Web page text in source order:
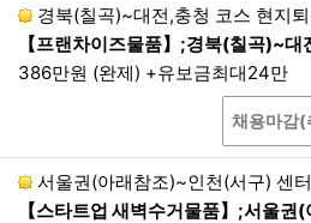
의 요청이 있는 경우를 제
기간(1년) 동안 재이용하
보를 파기합니다. 단, 기간
의 항목을 이메일·전화 또
느 하나의 방법으로 회원
3.관련 법령에 의한 개인정
습니다.
경북(칠곡)~대전,충청 코스 현지
【프랜차이즈물품】;경북(칠곡)~대전,충청 코스 현지퇴
386만원 (완제) +유보금최대24만
상담
채용마감(
서울권(아래참조)~인천(서구) 센
【스타트업 새벽수거물품】;서울권(아래참조)~인